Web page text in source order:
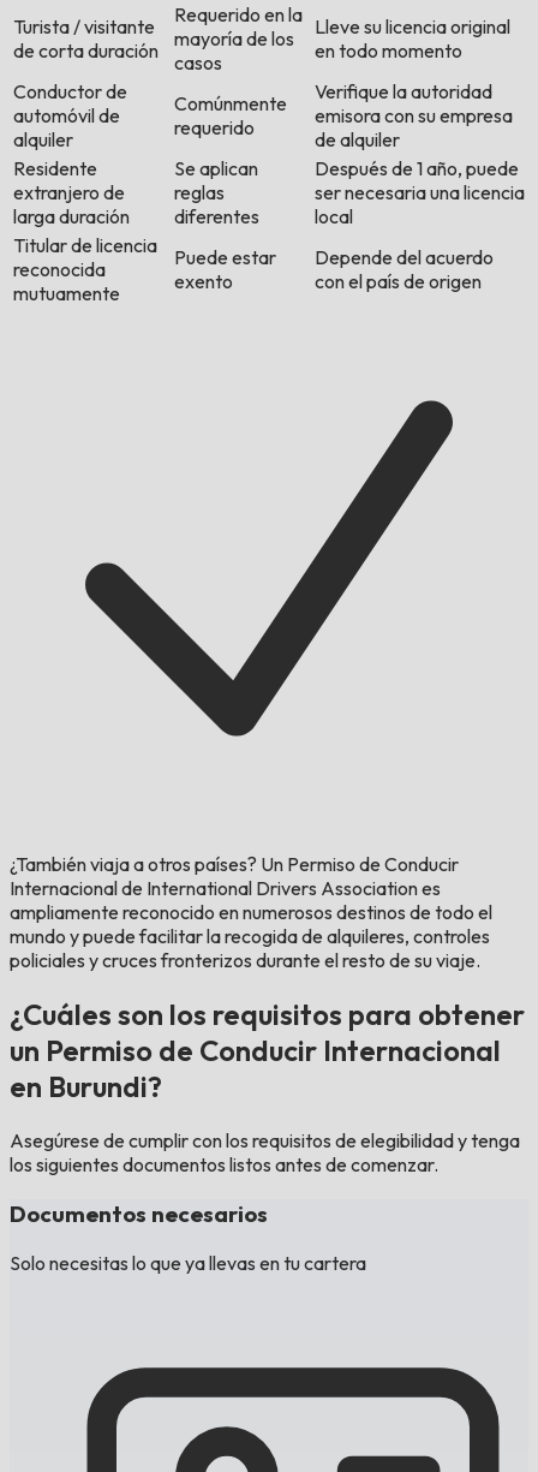
Turista / visitante
de corta duración
Requerido en la
mayoría de los
casos
Lleve su licencia original
en todo momento
Conductor de
automóvil de
alquiler
Comúnmente
requerido
Verifique la autoridad
emisora con su empresa
de alquiler
Residente
extranjero de
larga duración
Se aplican
reglas
diferentes
Después de 1 año, puede
ser necesaria una licencia
local
Titular de licencia
reconocida
mutuamente
Puede estar
exento
Depende del acuerdo
con el país de origen
¿También viaja a otros países? Un Permiso de Conducir
Internacional de International Drivers Association es
ampliamente reconocido en numerosos destinos de todo el
mundo y puede facilitar la recogida de alquileres, controles
policiales y cruces fronterizos durante el resto de su viaje.
¿Cuáles son los requisitos para obtener
un Permiso de Conducir Internacional
en Burundi?
Asegúrese de cumplir con los requisitos de elegibilidad y tenga
los siguientes documentos listos antes de comenzar.
Documentos necesarios
Solo necesitas lo que ya llevas en tu cartera